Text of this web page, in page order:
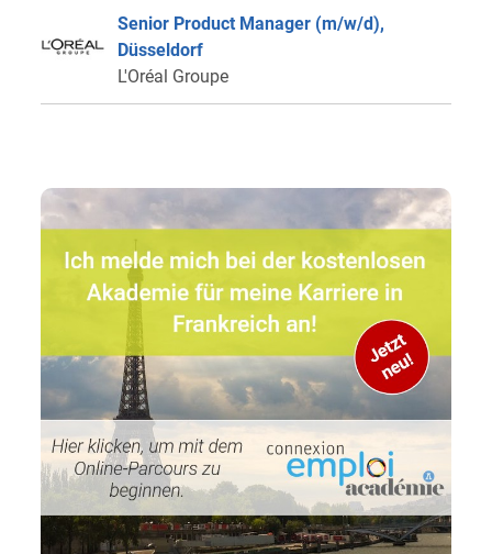
Senior Product Manager (m/w/d),
Düsseldorf
L'Oréal Groupe